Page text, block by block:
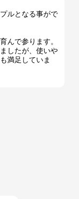
ルとなる事がで
んで参ります。
したが、使いや
満足していま